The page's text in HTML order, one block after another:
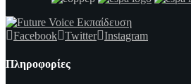
Facebook Twitter Instagram
Πληροφορίες